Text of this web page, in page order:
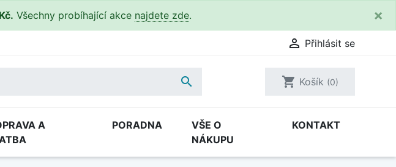
Všechny probíhající akce najdete zde. ×
 Přihlásit se
 shopping_cart Košík (0)
A
PORADNA
VŠE O
NÁKUPU
KONTAKT